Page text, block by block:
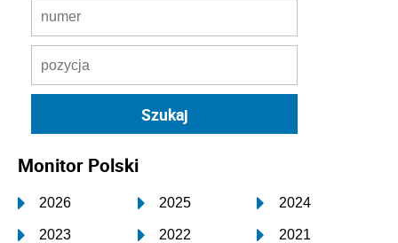
Monitor Polski
2026 2025 2024
2023 2022 2021